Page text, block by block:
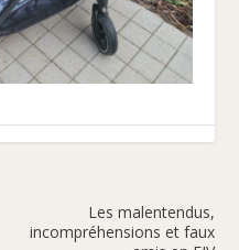
Les malentendus,
incompréhensions et faux